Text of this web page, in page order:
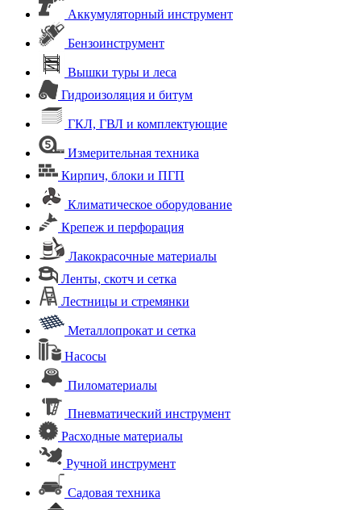
Аккумуляторный инструмент
Бензоинструмент
Вышки туры и леса
Гидроизоляция и битум
ГКЛ, ГВЛ и комплектующие
Измерительная техника
Кирпич, блоки и ПГП
Климатическое оборудование
Крепеж и перфорация
Лакокрасочные материалы
Ленты, скотч и сетка
Лестницы и стремянки
Металлопрокат и сетка
Насосы
Пиломатериалы
Пневматический инструмент
Расходные материалы
Ручной инструмент
Садовая техника